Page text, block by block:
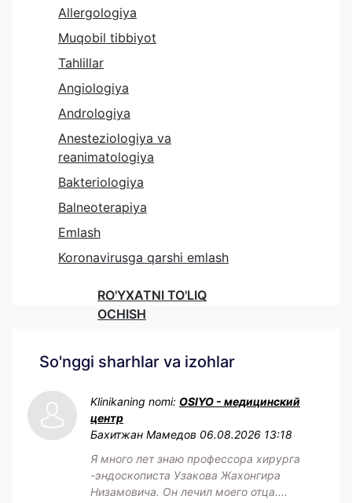
Allergologiya
Muqobil tibbiyot
Tahlillar
Angiologiya
Andrologiya
Anesteziologiya va
reanimatologiya
Bakteriologiya
Balneoterapiya
Emlash
Koronavirusga qarshi emlash
RO'YXATNI TO'LIQ
OCHISH
So'nggi sharhlar va izohlar
Klinikaning nomi: OSIYO - медицинский
центр
Бахитжан Мамедов 06.08.2026 13:18
Я много лет знаю профессора хирурга
-эндоскописта Узакова Жахонгира
Низамовича. Он лечил моего отца....